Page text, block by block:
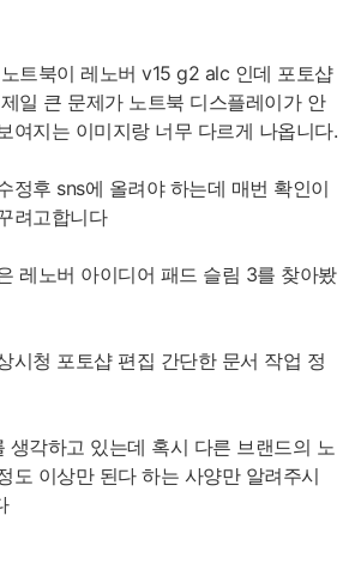
트북이 레노버 v15 g2 alc 인데 포토샵
일 큰 문제가 노트북 디스플레이가 안
여지는 이미지랑 너무 다르게 나옵니다.
정후 sns에 올려야 하는데 매번 확인이
려고합니다
레노버 아이디어 패드 슬림 3를 찾아봤
시청 포토샵 편집 간단한 문서 작업 정
생각하고 있는데 혹시 다른 브랜드의 노
도 이상만 된다 하는 사양만 알려주시